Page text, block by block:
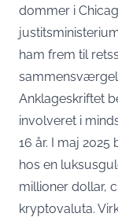
dommer i
ham frem til
Anklageskriftet
involveret i
16 år. I maj
hos en
millioner dollar,
kryptovaluta.